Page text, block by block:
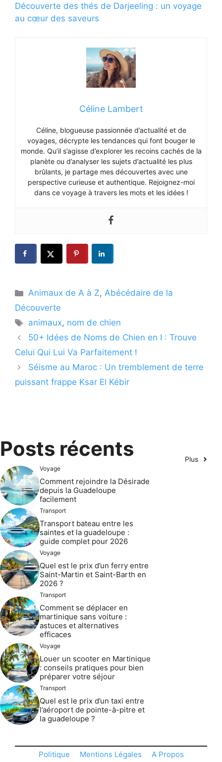
Découverte des thés de Darjeeling : un voyage
au cœur des saveurs
Céline Lambert
Céline, blogueuse passionnée d’actualité et de
voyages, décrypte les tendances qui font bouger le
monde. Qu’il s’agisse d’explorer les recoins cachés de la
planète ou d’analyser les sujets d’actualité les plus
brûlants, je partage mes découvertes avec une
perspective curieuse et authentique. Rejoignez-moi
dans ce voyage à travers les mots et les idées !
Catégories
Animaux de A à Z,Abécédaire de la
Découverte
Étiquettes
animaux, nom de chien
50+ Idées de Noms de Chien en I : Trouve
Celui Qui Lui Va Parfaitement !
Séisme au Maroc : Un tremblement de terre
puissant frappe Ksar El Kébir
Posts récents Plus
Voyage
Comment rejoindre la Désirade
depuis la Guadeloupe
facilement
Transport
Transport bateau entre les
saintes et la guadeloupe :
guide complet pour 2026
Voyage
Quel est le prix d’un ferry entre
Saint-Martin et Saint-Barth en
2026 ?
Transport
Comment se déplacer en
martinique sans voiture :
astuces et alternatives
efficaces
Voyage
Louer un scooter en Martinique
: conseils pratiques pour bien
préparer votre séjour
Transport
Quel est le prix d’un taxi entre
l’aéroport de pointe-à-pitre et
la guadeloupe ?
Politique Mentions Légales A Propos